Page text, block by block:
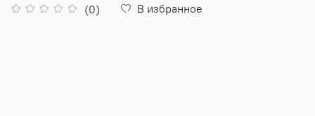
(0) В избранное